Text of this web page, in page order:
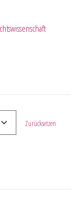
Zurücksetzen